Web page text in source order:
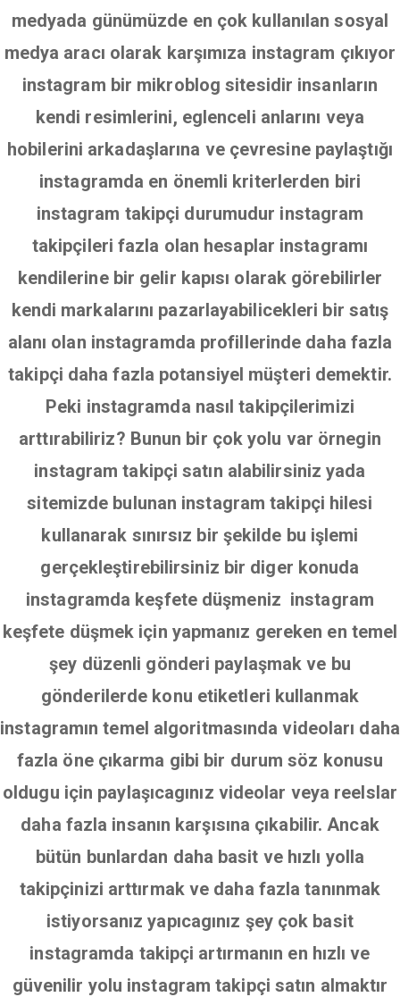
medyada günümüzde en çok kullanılan sosyal
medya aracı olarak karşımıza instagram çıkıyor
instagram bir mikroblog sitesidir insanların
kendi resimlerini, eglenceli anlarını veya
hobilerini arkadaşlarına ve çevresine paylaştığı
instagramda en önemli kriterlerden biri
instagram takipçi durumudur instagram
takipçileri fazla olan hesaplar instagramı
kendilerine bir gelir kapısı olarak görebilirler
kendi markalarını pazarlayabilicekleri bir satış
alanı olan instagramda profillerinde daha fazla
takipçi daha fazla potansiyel müşteri demektir.
Peki instagramda nasıl takipçilerimizi
arttırabiliriz? Bunun bir çok yolu var örnegin
instagram takipçi satın alabilirsiniz yada
sitemizde bulunan instagram takipçi hilesi
kullanarak sınırsız bir şekilde bu işlemi
gerçekleştirebilirsiniz bir diger konuda
instagramda keşfete düşmeniz instagram
keşfete düşmek için yapmanız gereken en temel
şey düzenli gönderi paylaşmak ve bu
gönderilerde konu etiketleri kullanmak
instagramın temel algoritmasında videoları daha
fazla öne çıkarma gibi bir durum söz konusu
oldugu için paylaşıcagınız videolar veya reelslar
daha fazla insanın karşısına çıkabilir. Ancak
bütün bunlardan daha basit ve hızlı yolla
takipçinizi arttırmak ve daha fazla tanınmak
istiyorsanız yapıcagınız şey çok basit
instagramda takipçi artırmanın en hızlı ve
güvenilir yolu instagram takipçi satın almaktır